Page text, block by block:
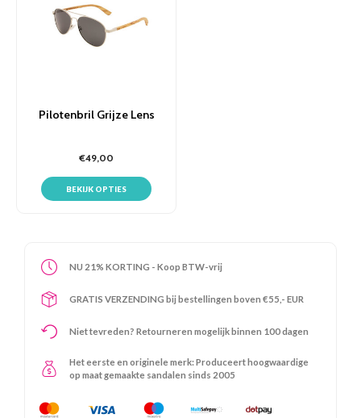
Pilotenbril Grijze Lens
€49,00
BEKIJK OPTIES
NU 21% KORTING - Koop BTW-vrij
GRATIS VERZENDING bij bestellingen boven €55,- EUR
Niet tevreden? Retourneren mogelijk binnen 100 dagen
Het eerste en originele merk: Produceert hoogwaardige
op maat gemaakte sandalen sinds 2005